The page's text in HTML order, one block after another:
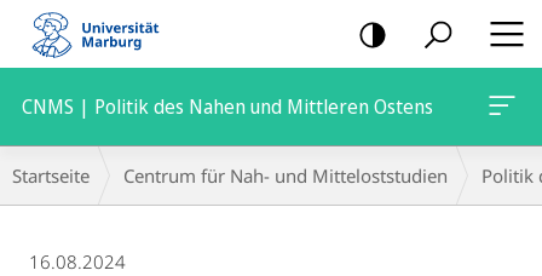
Mobile-
Navigation
CNMS | Politik des Nahen und Mittleren Ostens
Breadcrumb-
Navigation
Startseite Centrum für Nah- und Mitteloststudien Politik
16.08.2024